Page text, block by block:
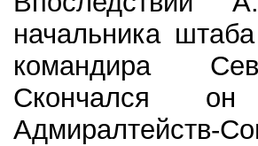
начальника
командира
Скончался
Адмиралтейств-